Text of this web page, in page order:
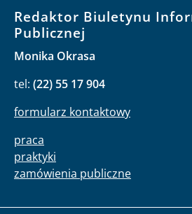
Redaktor Biuletynu
Publicznej
Monika Okrasa
tel: (22) 55 17 904
formularz kontaktowy
praca
praktyki
zamówienia publiczne